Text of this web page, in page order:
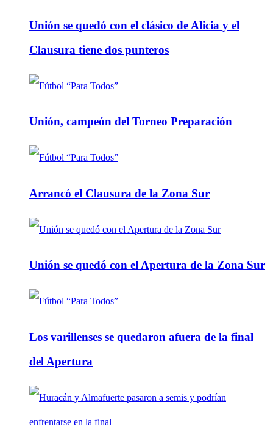
Unión se quedó con el clásico de Alicia y el
Clausura tiene dos punteros
Unión, campeón del Torneo Preparación
Arrancó el Clausura de la Zona Sur
Unión se quedó con el Apertura de la Zona Sur
Los varillenses se quedaron afuera de la final
del Apertura